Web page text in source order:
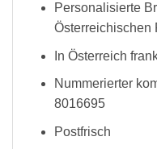
Personalisierte
Österreichischen
In Österreich
Nummerierter
8016695
Postfrisch